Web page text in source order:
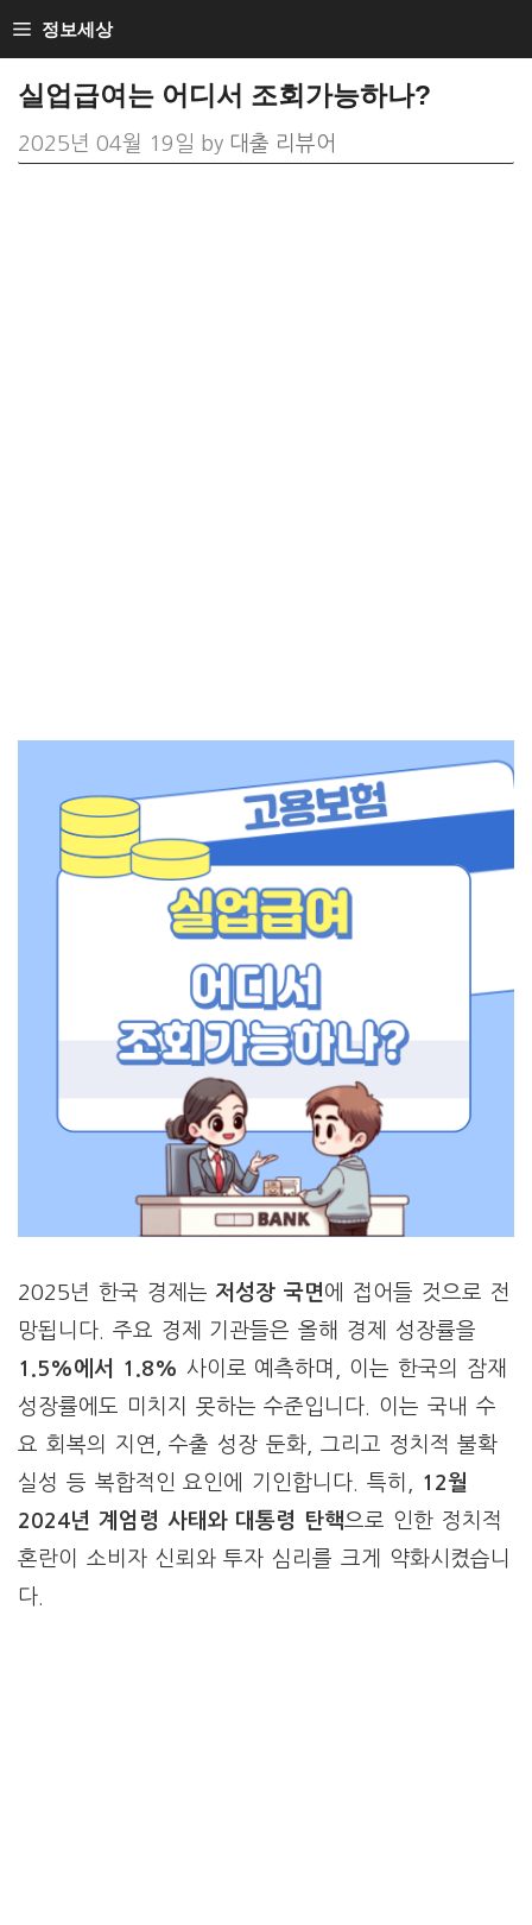
Skip
to
content
정보세상
실업급여는 어디서 조회가능하나?
2025년 04월 19일 by 대출 리뷰어
2025년 한국 경제는 저성장 국면에 접어들 것으로 전
망됩니다. 주요 경제 기관들은 올해 경제 성장률을
1.5%에서 1.8% 사이로 예측하며, 이는 한국의 잠재
성장률에도 미치지 못하는 수준입니다. 이는 국내 수
요 회복의 지연, 수출 성장 둔화, 그리고 정치적 불확
실성 등 복합적인 요인에 기인합니다. 특히,
12월
2024년 계엄령 사태와 대통령 탄핵으로 인한 정치적
혼란이 소비자 신뢰와 투자 심리를 크게 약화시켰습니
다.